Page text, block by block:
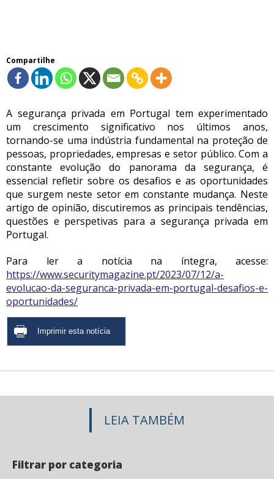
Compartilhe
A segurança privada em Portugal tem experimentado
um crescimento significativo nos últimos anos,
tornando-se uma indústria fundamental na proteção de
pessoas, propriedades, empresas e setor público. Com a
constante evolução do panorama da segurança, é
essencial refletir sobre os desafios e as oportunidades
que surgem neste setor em constante mudança. Neste
artigo de opinião, discutiremos as principais tendências,
questões e perspetivas para a segurança privada em
Portugal.
Para ler a notícia na íntegra, acesse:
https://www.securitymagazine.pt/2023/07/12/a-
evolucao-da-seguranca-privada-em-portugal-desafios-e-
oportunidades/
LEIA TAMBÉM
Filtrar por categoria